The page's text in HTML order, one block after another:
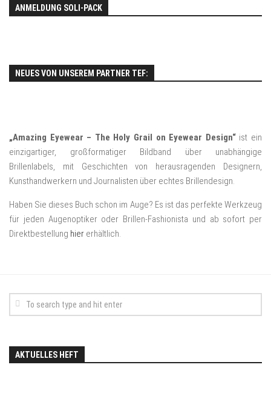
ANMELDUNG SOLI-PACK
NEUES VON UNSEREM PARTNER TEF:
„Amazing Eyewear – The Holy Grail on Eyewear Design“ist ein
einzigartiger, großformatiger Bildband über unabhängige
Brillenlabels, mit Geschichten von herausragenden Designern,
Kunsthandwerkern und Journalisten über echtes Brillendesign.
Haben Sie dieses Buch schon im Auge? Es ist das perfekte Werkzeug
für jeden Augenoptiker oder Brillen-Fashionista und ab sofort per
Direktbestellung hier erhältlich.
AKTUELLES HEFT